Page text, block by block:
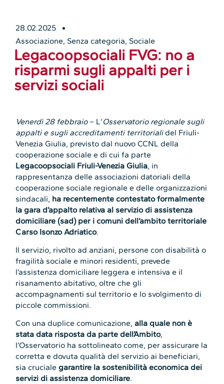
28.02.2025
Associazione, Senza categoria, Sociale
Legacoopsociali FVG: no a
risparmi sugli appalti per i
servizi sociali
Venerdì 28 febbraio– L’Osservatorio regionale sugli
appalti e sugli accreditamenti territorialidel Friuli-
Venezia Giulia, previsto dal nuovo CCNL della
cooperazione sociale e di cui fa parte
Legacoopsociali Friuli-Venezia Giulia, in
rappresentanza delle associazioni datoriali della
cooperazione sociale regionale e delle organizzazioni
sindacali, ha recentemente contestato formalmente
la gara d’appalto relativa al servizio di assistenza
domiciliare (sad) per i comuni dell’ambito territoriale
Carso Isonzo Adriatico.
Il servizio, rivolto ad anziani, persone con disabilità o
fragilità sociale e minori residenti, prevede
l’assistenza domiciliare leggera e intensiva e il
risanamento abitativo, oltre che gli
accompagnamenti sul territorio e lo svolgimento di
piccole commissioni.
Con una duplice comunicazione,alla quale non è
stata data risposta da parte dell’Ambito,
l’Osservatorio ha sottolineato come, per assicurare la
corretta e dovuta qualità del servizio ai beneficiari,
sia crucialegarantire la sostenibilità economica dei
servizi di assistenza domiciliare.